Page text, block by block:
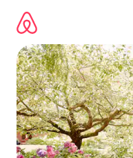
direct
naar
inhoud